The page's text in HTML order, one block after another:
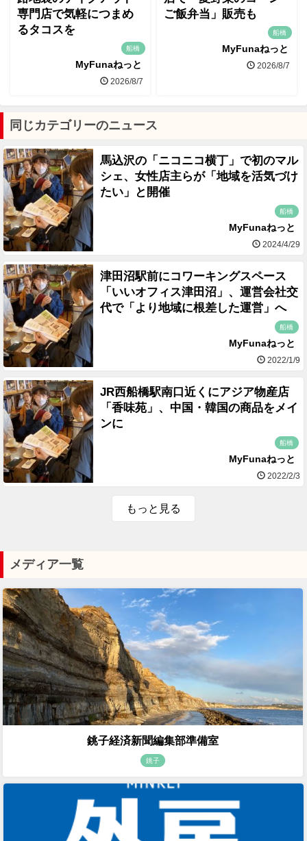
専門店で気軽につまめ
るタコスを
船橋
MyFunaねっと
2026/8/7
ご飯弁当」販売も
船橋
MyFunaねっと
2026/8/7
同じカテゴリーのニュース
馬込沢の「ニコニコ横丁」で初のマル
シェ、女性店主らが「地域を活気づけ
たい」と開催
船橋
MyFunaねっと
2024/4/29
津田沼駅前にコワーキングスペース
「いいオフィス津田沼」、運営会社交
代で「より地域に根差した運営」へ
船橋
MyFunaねっと
2022/1/9
JR西船橋駅南口近くにアジア物産店
「香味苑」、中国・韓国の商品をメイ
ンに
船橋
MyFunaねっと
2022/2/3
もっと見る
メディア一覧
銚子経済新聞編集部準備室
銚子